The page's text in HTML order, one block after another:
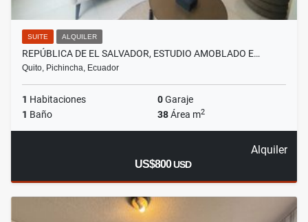
SUITE ALQUILER
REPÚBLICA DE EL SALVADOR, ESTUDIO AMOBLADO E…
Quito, Pichincha, Ecuador
1 Habitaciones 0Garaje
1 Baño 38Área m2
Alquiler
US$800USD